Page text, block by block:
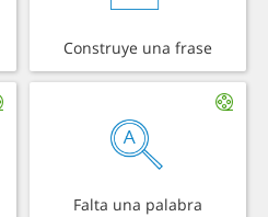
Construye una frase
Falta una palabra